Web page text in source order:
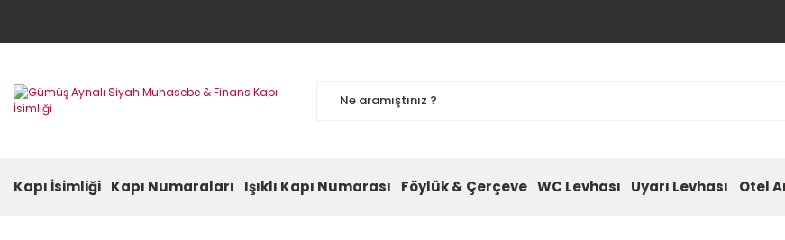
Kapı İsimliği Kapı Numaraları Işıklı Kapı Numarası Föylük & Çerçeve WC Levhası Uyarı Levhası Otel